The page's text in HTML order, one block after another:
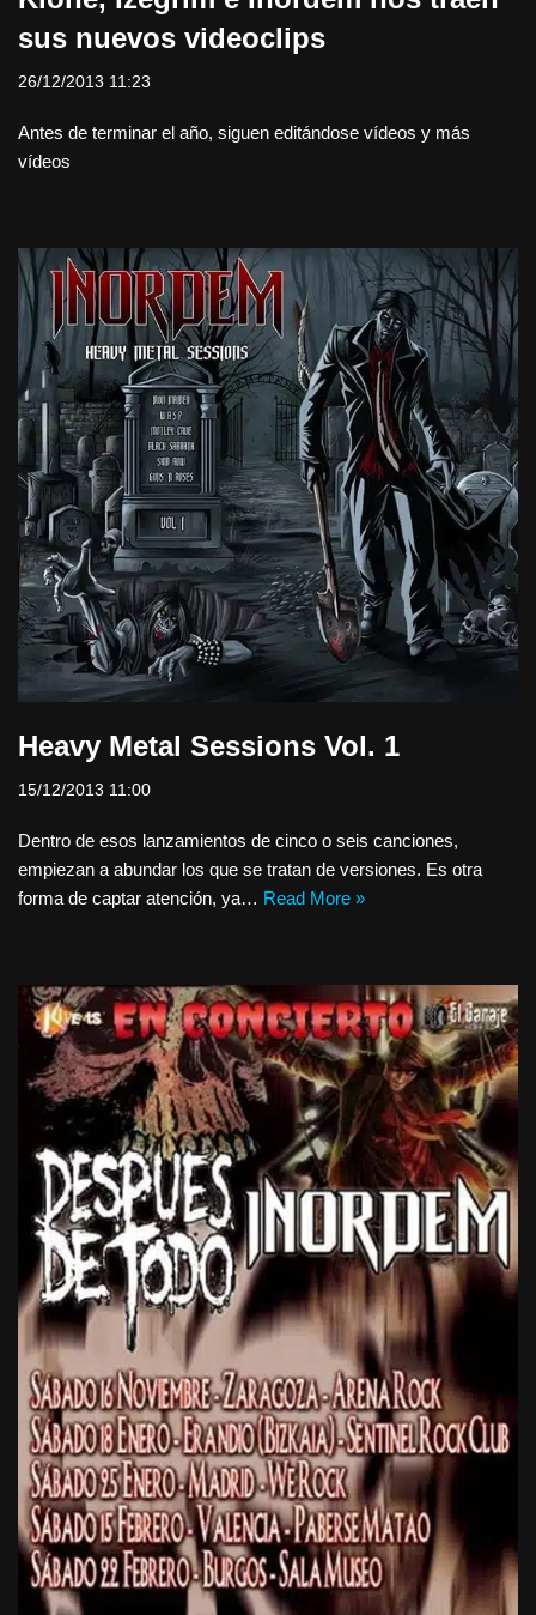
sus nuevos videoclips
26/12/2013 11:23
Antes de terminar el año, siguen editándose vídeos y más
vídeos
Heavy Metal Sessions Vol. 1
15/12/2013 11:00
Dentro de esos lanzamientos de cinco o seis canciones,
empiezan a abundar los que se tratan de versiones. Es otra
forma de captar atención, ya… Read More »